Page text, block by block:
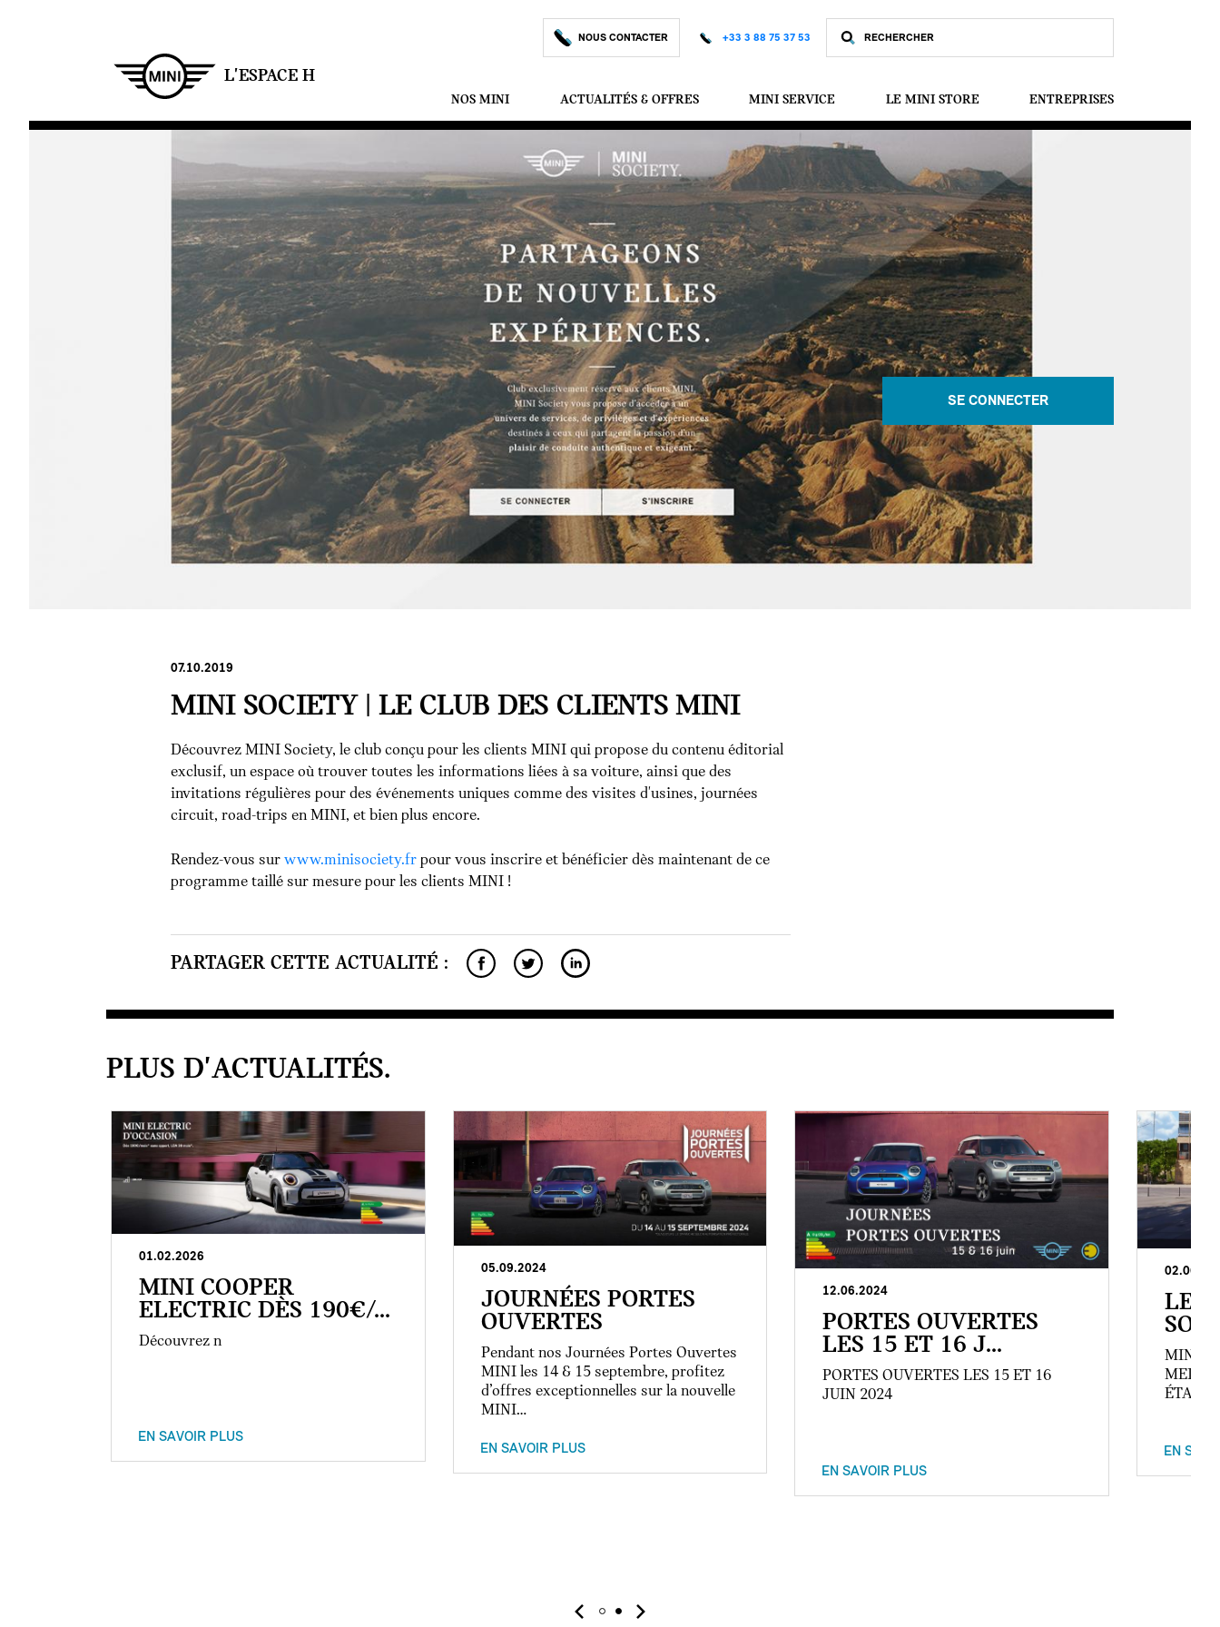
L'ESPACE H
NOUS CONTACTER +33 3 88 75 37 53
NOS MINI ACTUALITÉS & OFFRES MINI SERVICE LE MINI STORE ENTREPRISES
SE CONNECTER
07.10.2019
MINI SOCIETY | LE CLUB DES CLIENTS MINI
Découvrez MINI Society, le club conçu pour les clients MINI qui propose du contenu éditorial
exclusif, un espace où trouver toutes les informations liées à sa voiture, ainsi que des
invitations régulières pour des événements uniques comme des visites d'usines, journées
circuit, road-trips en MINI, et bien plus encore.
Rendez-vous surwww.minisociety.fr pour vous inscrire et bénéficier dès maintenant de ce
programme taillé sur mesure pour les clients MINI !
PARTAGER CETTE ACTUALITÉ :
PLUS D'ACTUALITÉS.
01.02.2026
MINI COOPER
ELECTRIC DÈS 190€/...
Découvrez n
EN SAVOIR PLUS
05.09.2024
JOURNÉES PORTES
OUVERTES
Pendant nos Journées Portes Ouvertes
MINI les 14 & 15 septembre, profitez
d’offres exceptionnelles sur la nouvelle
MINI…
EN SAVOIR PLUS
12.06.2024
PORTES OUVERTES
LES 15 ET 16 J...
PORTES OUVERTES LES 15 ET 16
JUIN 2024
EN SAVOIR PLUS
LES
MINI
ÉTAIT
EN